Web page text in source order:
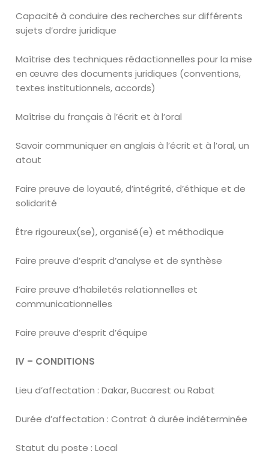
Capacité à conduire des recherches sur différents
sujets d’ordre juridique
Maîtrise des techniques rédactionnelles pour la mise
en œuvre des documents juridiques (conventions,
textes institutionnels, accords)
Maîtrise du français à l’écrit et à l’oral
Savoir communiquer en anglais à l’écrit et à l’oral, un
atout
Faire preuve de loyauté, d’intégrité, d’éthique et de
solidarité
Être rigoureux(se), organisé(e) et méthodique
Faire preuve d’esprit d’analyse et de synthèse
Faire preuve d’habiletés relationnelles et
communicationnelles
Faire preuve d’esprit d’équipe
IV – CONDITIONS
Lieu d’affectation : Dakar, Bucarest ou Rabat
Durée d’affectation : Contrat à durée indéterminée
Statut du poste : Local